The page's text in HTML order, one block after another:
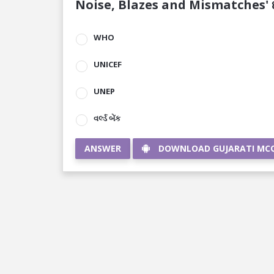
Noise, Blazes and Mismatches'
WHO
UNICEF
UNEP
વર્લ્ડ બેંક
ANSWER DOWNLOAD GUJARATI